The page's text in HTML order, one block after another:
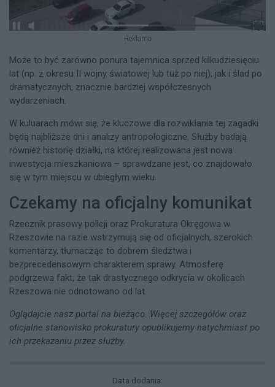
Reklama
Może to być zarówno ponura tajemnica sprzed kilkudziesięciu
lat (np. z okresu II wojny światowej lub tuż po niej), jak i ślad po
dramatycznych, znacznie bardziej współczesnych
wydarzeniach.
W kuluarach mówi się, że kluczowe dla rozwikłania tej zagadki
będą najbliższe dni i analizy antropologiczne. Służby badają
również historię działki, na której realizowana jest nowa
inwestycja mieszkaniowa – sprawdzane jest, co znajdowało
się w tym miejscu w ubiegłym wieku.
Czekamy na oficjalny komunikat
Rzecznik prasowy policji oraz Prokuratura Okręgowa w
Rzeszowie na razie wstrzymują się od oficjalnych, szerokich
komentarzy, tłumacząc to dobrem śledztwa i
bezprecedensowym charakterem sprawy. Atmosferę
podgrzewa fakt, że tak drastycznego odkrycia w okolicach
Rzeszowa nie odnotowano od lat.
Oglądajcie nasz portal na bieżąco. Więcej szczegółów oraz
oficjalne stanowisko prokuratury opublikujemy natychmiast po
ich przekazaniu przez służby.
Data dodania: